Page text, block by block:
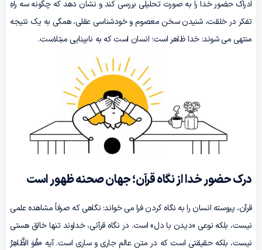
ادراک حضور خدا را به صورت تحلیلی بررسی کند و نشان دهد که چگونه سه راهِ
تفکر در خلقت، شنیدن سخن معصوم و خودشناسی عقلی، همگی به یک نتیجه
منتهی می شوند: خدا ظاهر است؛ انسان است که به نابینایی مبتلاست.
درک حضور خدا از نگاه قرآن؛ جهان صحنه ظهور است
قرآن، پیوسته انسان را به نگاه کردن فرا می خواند؛ نگاهی که صرفاً مشاهده علمی
نیست، بلکه نوعی «دیدن با دل» است. در نگاه قرآنی، خداوند تنها خالق هستی
نیست، بلکه حقیقتی است که در متن عالم جاری و ساری است. آیه «هُوَ الظَّاهِرُ